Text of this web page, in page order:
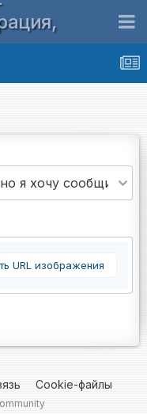
URL изображения
Cookie-файлы